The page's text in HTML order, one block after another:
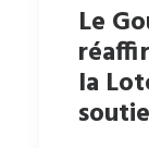
Le
la